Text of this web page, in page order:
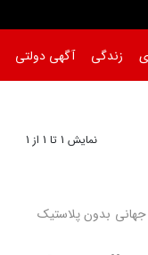
زندگی آگهی دولتی
نمایش 1 تا 1 از 1
جهانی بدون پلاستیک